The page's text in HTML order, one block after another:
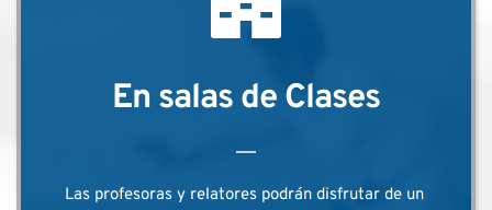
En salas de Clases
Las profesoras y relatores podrán disfrutar de un